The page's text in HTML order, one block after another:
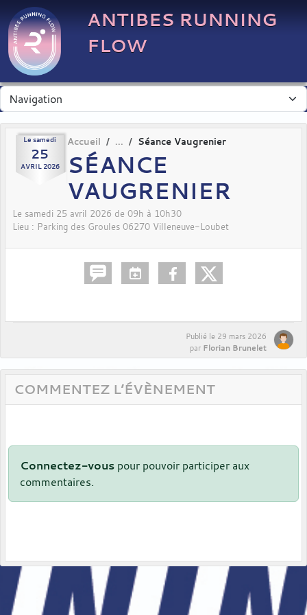
ANTIBES RUNNING
FLOW
Le samedi
25
AVRIL 2026
Accueil Séance Vaugrenier
SÉANCE
VAUGRENIER
Le samedi 25 avril 2026 de 09h à 10h30
Lieu : Parking des Groules 06270 Villeneuve-Loubet
Publié le 29 mars 2026
par Florian Brunelet
COMMENTEZ L’ÉVÈNEMENT
Connectez-vous pour pouvoir participer aux
commentaires.
Panneau de gestion des cookies